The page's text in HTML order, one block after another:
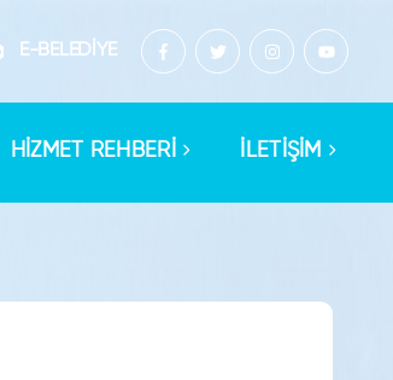
E-BELEDİYE
HİZMET REHBERİ İLETİŞİM